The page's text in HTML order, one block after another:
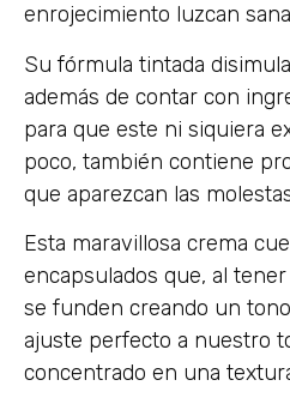
enrojecimiento luzcan
Su fórmula tintada
además de contar con
para que este ni siquiera
poco, también contiene
que aparezcan las
Esta maravillosa crema
encapsulados que, al
se funden creando un
ajuste perfecto a nuestro
concentrado en una